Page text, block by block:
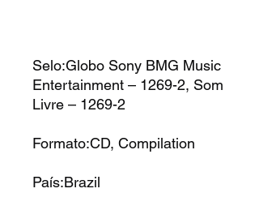
Selo:Globo Sony BMG Music
Entertainment – 1269-2, Som
Livre – 1269-2
Formato:CD, Compilation
País:Brazil